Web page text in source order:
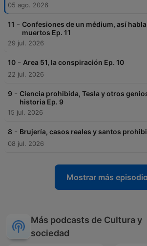
05 ago. 2026
11 - Confesiones de un médium, así
muertos Ep. 11
29 jul. 2026
10 - Area 51, la conspiración Ep. 10
22 jul. 2026
9 - Ciencia prohibida, Tesla y otros
historia Ep. 9
15 jul. 2026
8 - Brujería, casos reales y santos
08 jul. 2026
Mostrar más
Más podcasts de Cultura y
sociedad